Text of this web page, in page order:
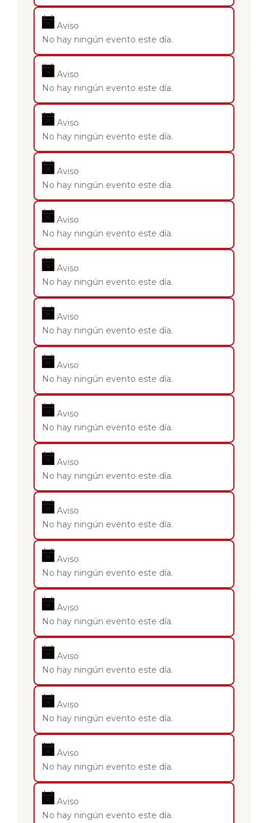
Aviso
No hay ningún evento este día.
Aviso
No hay ningún evento este día.
Aviso
No hay ningún evento este día.
Aviso
No hay ningún evento este día.
Aviso
No hay ningún evento este día.
Aviso
No hay ningún evento este día.
Aviso
No hay ningún evento este día.
Aviso
No hay ningún evento este día.
Aviso
No hay ningún evento este día.
Aviso
No hay ningún evento este día.
Aviso
No hay ningún evento este día.
Aviso
No hay ningún evento este día.
Aviso
No hay ningún evento este día.
Aviso
No hay ningún evento este día.
Aviso
No hay ningún evento este día.
Aviso
No hay ningún evento este día.
Aviso
No hay ningún evento este día.